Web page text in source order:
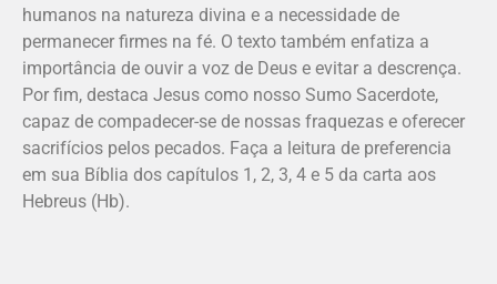
humanos na natureza divina e a necessidade de
permanecer firmes na fé. O texto também enfatiza a
importância de ouvir a voz de Deus e evitar a descrença.
Por fim, destaca Jesus como nosso Sumo Sacerdote,
capaz de compadecer-se de nossas fraquezas e oferecer
sacrifícios pelos pecados. Faça a leitura de preferencia
em sua Bíblia dos capítulos 1, 2, 3, 4 e 5 da carta aos
Hebreus (Hb).